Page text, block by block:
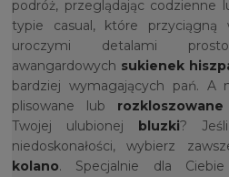
podróż, przeglądając codzienne
typie casual, które przyciągną
uroczymi detalami
awangardowych sukienek
bardziej wymagających pań. A
plisowane lub
Twojej ulubionej bluzki?
niedoskonałości, wybierz
kolano. Specjalnie dla